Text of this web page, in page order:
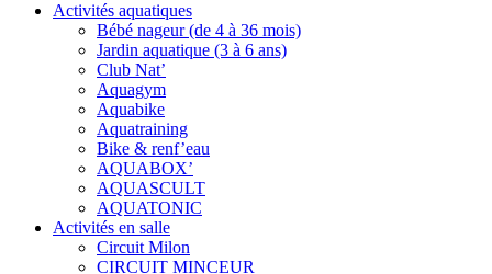
Activités aquatiques
Bébé nageur (de 4 à 36 mois)
Jardin aquatique (3 à 6 ans)
Club Nat’
Aquagym
Aquabike
Aquatraining
Bike & renf’eau
AQUABOX’
AQUASCULT
AQUATONIC
Activités en salle
Circuit Milon
CIRCUIT MINCEUR